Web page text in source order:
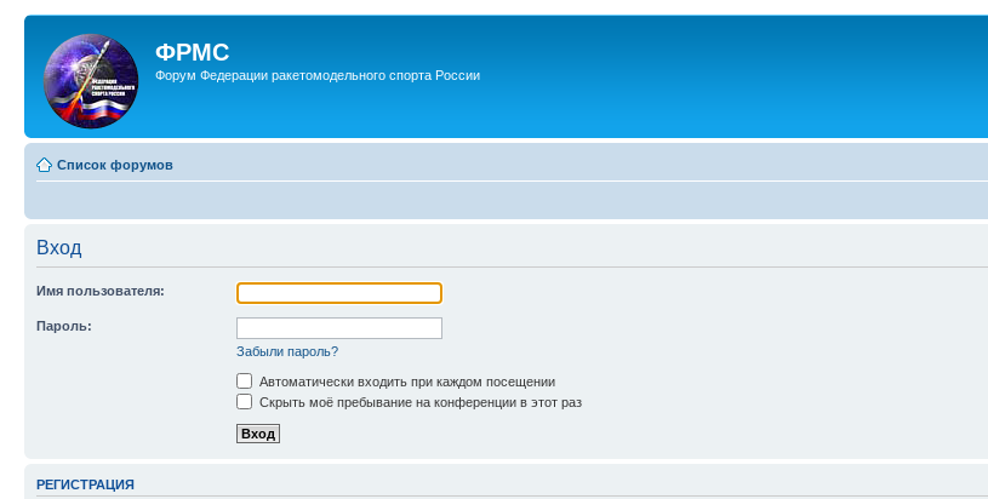
ФРМС
Форум Федерации ракетомодельного спорта России
Список форумов
Вход
Имя пользователя:
Пароль:
Забыли пароль?
Автоматически входить при каждом посещении
Скрыть моё пребывание на конференции в этот раз
РЕГИСТРАЦИЯ